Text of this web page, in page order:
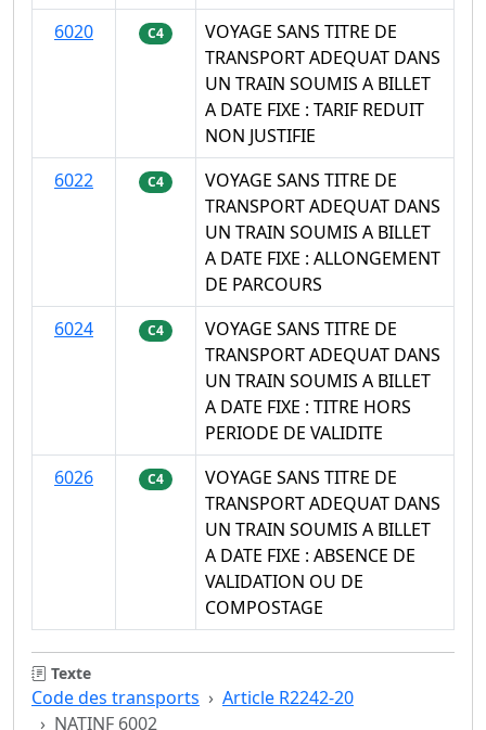
6020
C4
VOYAGE SANS TITRE DE
TRANSPORT ADEQUAT DANS
UN TRAIN SOUMIS A BILLET
A DATE FIXE : TARIF REDUIT
NON JUSTIFIE
6022
C4
VOYAGE SANS TITRE DE
TRANSPORT ADEQUAT DANS
UN TRAIN SOUMIS A BILLET
A DATE FIXE : ALLONGEMENT
DE PARCOURS
6024
C4
VOYAGE SANS TITRE DE
TRANSPORT ADEQUAT DANS
UN TRAIN SOUMIS A BILLET
A DATE FIXE : TITRE HORS
PERIODE DE VALIDITE
6026
C4
VOYAGE SANS TITRE DE
TRANSPORT ADEQUAT DANS
UN TRAIN SOUMIS A BILLET
A DATE FIXE : ABSENCE DE
VALIDATION OU DE
COMPOSTAGE
Texte
Code des transports
Article R2242-20
NATINF 6002